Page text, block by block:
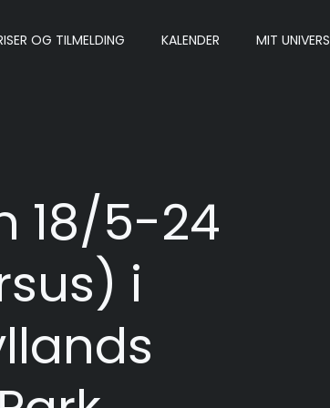
OG TILMELDING KALENDER MIT UNIVERS
18/5-24
i